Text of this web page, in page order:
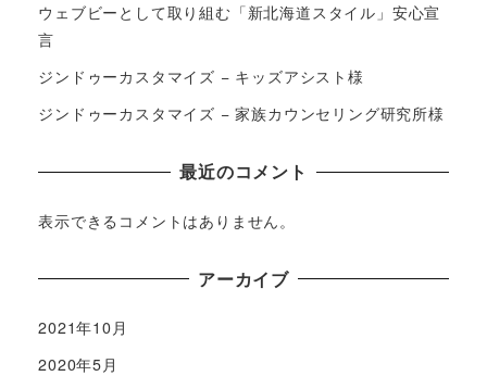
ウェブビーとして取り組む「新北海道スタイル」安心宣
言
ジンドゥーカスタマイズ − キッズアシスト様
ジンドゥーカスタマイズ − 家族カウンセリング研究所様
最近のコメント
表示できるコメントはありません。
アーカイブ
2021年10月
2020年5月